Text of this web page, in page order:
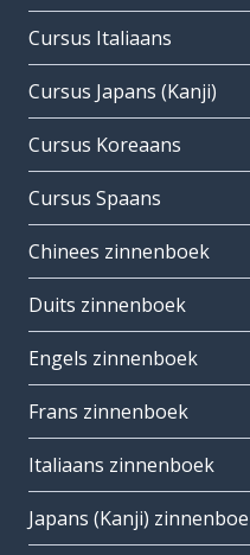
Cursus Italiaans
Cursus Japans (Kanji)
Cursus Koreaans
Cursus Spaans
Chinees zinnenboek
Duits zinnenboek
Engels zinnenboek
Frans zinnenboek
Italiaans zinnenboek
Japans (Kanji)